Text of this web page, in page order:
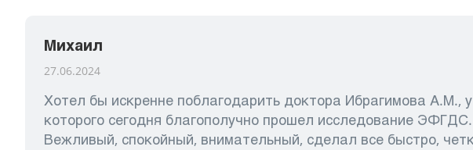
Михаил
27.06.2024
Хотел бы искренне поблагодарить доктора Ибрагимова А.М., у
которого сегодня благополучно прошел исследование ЭФГДС.
Вежливый, спокойный, внимательный, сделал все быстро,